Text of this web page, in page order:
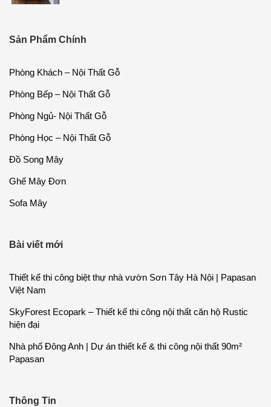
Sản Phẩm Chính
Phòng Khách – Nội Thất Gỗ
Phòng Bếp – Nội Thất Gỗ
Phòng Ngủ- Nội Thất Gỗ
Phòng Học – Nội Thất Gỗ
Đồ Song Mây
Ghế Mây Đơn
Sofa Mây
Bài viết mới
Thiết kế thi công biệt thự nhà vườn Sơn Tây Hà Nội | Papasan
Việt Nam
SkyForest Ecopark – Thiết kế thi công nội thất căn hộ Rustic
hiện đại
Nhà phố Đông Anh | Dự án thiết kế & thi công nội thất 90m²
Papasan
Thông Tin